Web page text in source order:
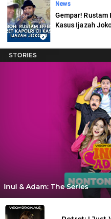
News
Gempar! Rustam
Kasus Ijazah